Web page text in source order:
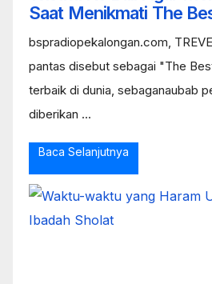
Saat Menikmati The
bspradiopekalongan.com,
pantas disebut sebagai "The
terbaik di dunia, sebaganaubab
diberikan ...
Baca Selanjutnya